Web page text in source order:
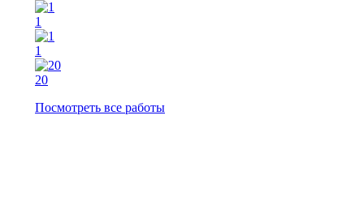
1
1
20
Посмотреть все работы